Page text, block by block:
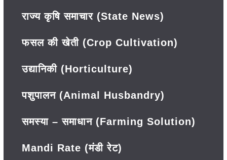
राज्य कृषि समाचार (State News)
फसल की खेती (Crop Cultivation)
उद्यानिकी (Horticulture)
पशुपालन (Animal Husbandry)
समस्या – समाधान (Farming Solution)
Mandi Rate (मंडी रेट)